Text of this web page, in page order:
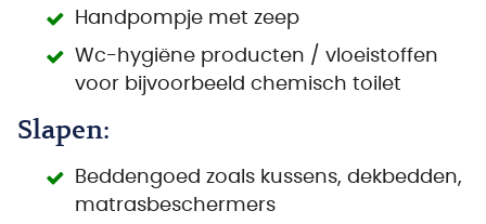
Handpompje met zeep
Wc-hygiëne producten / vloeistoffen
voor bijvoorbeeld chemisch toilet
Slapen:
Beddengoed zoals kussens, dekbedden,
matrasbeschermers